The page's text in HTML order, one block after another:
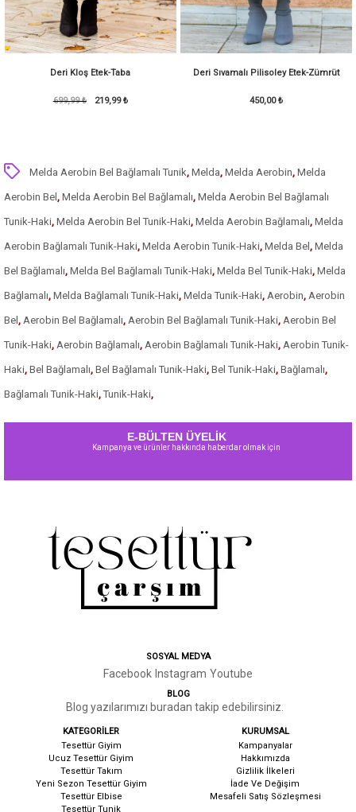
Deri Kloş Etek-Taba
219,99 ₺
699,99 ₺
Deri Sıvamalı Pilisoley Etek-Zümrüt
450,00 ₺
Melda Aerobin Bel Bağlamalı Tunik, Melda, Melda Aerobin, Melda
Aerobin Bel , Melda Aerobin Bel Bağlamalı, Melda Aerobin Bel Bağlamalı
Tunik-Haki, Melda Aerobin Bel Tunik-Haki, Melda Aerobin Bağlamalı, Melda
Aerobin Bağlamalı Tunik-Haki, Melda Aerobin Tunik-Haki, Melda Bel , Melda
Bel Bağlamalı, Melda Bel Bağlamalı Tunik-Haki, Melda Bel Tunik-Haki, Melda
Bağlamalı, Melda Bağlamalı Tunik-Haki, Melda Tunik-Haki, Aerobin, Aerobin
Bel , Aerobin Bel Bağlamalı, Aerobin Bel Bağlamalı Tunik-Haki, Aerobin Bel
Tunik-Haki, Aerobin Bağlamalı, Aerobin Bağlamalı Tunik-Haki, Aerobin Tunik-
Haki, Bel Bağlamalı, Bel Bağlamalı Tunik-Haki, Bel Tunik-Haki, Bağlamalı,
Bağlamalı Tunik-Haki, Tunik-Haki,
E-BÜLTEN ÜYELİK
Kampanya ve ürünler hakkında haberdar olmak için
SOSYAL MEDYA
Facebook Instagram Youtube
BLOG
Blog yazılarımızı buradan takip edebilirsiniz.
KATEGORİLER
Tesettür Giyim
Ucuz Tesettür Giyim
Tesettür Takım
Yeni Sezon Tesettür Giyim
Tesettür Elbise
Tesettür Tunik
KURUMSAL
Kampanyalar
Hakkımızda
Gizlilik İlkeleri
İade Ve Değişim
Mesafeli Satış Sözleşmesi